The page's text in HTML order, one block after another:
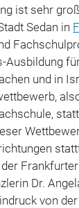
ist sehr
Sedan in
Ausbildung
und in
Dr.
von